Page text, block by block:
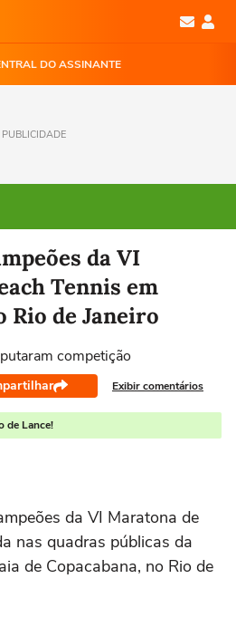
DO ASSINANTE
PUBLICIDADE
da VI
Tennis em
Rio de Janeiro
competição
Exibir comentários
de Lance!
da VI Maratona de
nas quadras públicas da
de Copacabana, no Rio de